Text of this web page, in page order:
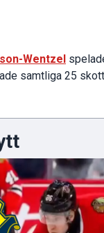
Wentzel
samtliga 25